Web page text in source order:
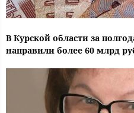
В Курской области за
направили более 60 млрд